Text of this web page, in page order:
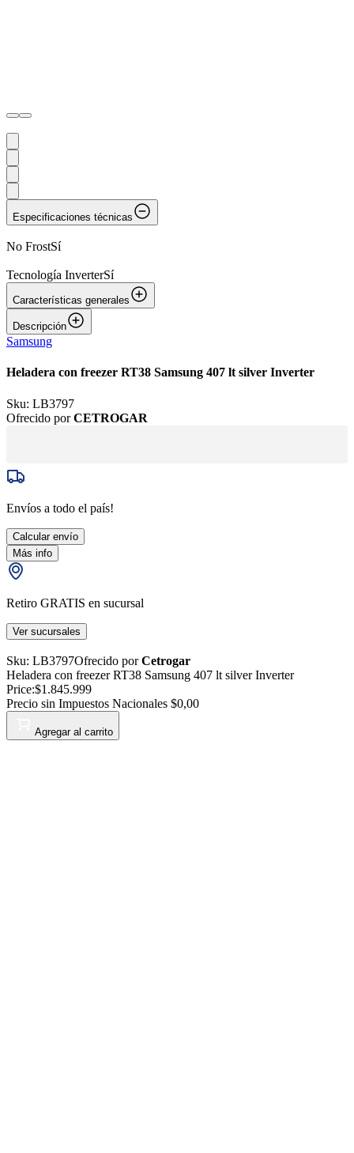
Especificaciones técnicas
No FrostSí
Tecnología InverterSí
Características generales
Descripción
Samsung
Heladera con freezer RT38 Samsung 407 lt silver Inverter
Sku: LB3797
Ofrecido porCETROGAR
Envíos a todo el país!
Calcular envío
Más info
Retiro GRATIS en sucursal
Ver sucursales
Sku: LB3797Ofrecido porCetrogar
Heladera con freezer RT38 Samsung 407 lt silver Inverter
Price:$1.845.999
Precio sin Impuestos Nacionales $0,00
Agregar al carrito